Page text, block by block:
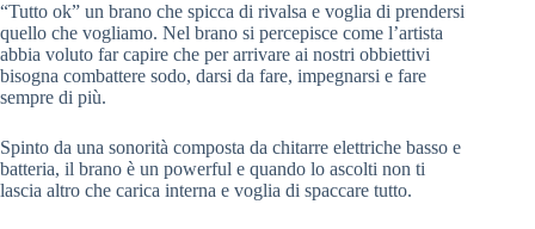
“Tutto ok” un brano che spicca di rivalsa e voglia di prendersi
quello che vogliamo. Nel brano si percepisce come l’artista
abbia voluto far capire che per arrivare ai nostri obbiettivi
bisogna combattere sodo, darsi da fare, impegnarsi e fare
sempre di più.
Spinto da una sonorità composta da chitarre elettriche basso e
batteria, il brano è un powerful e quando lo ascolti non ti
lascia altro che carica interna e voglia di spaccare tutto.